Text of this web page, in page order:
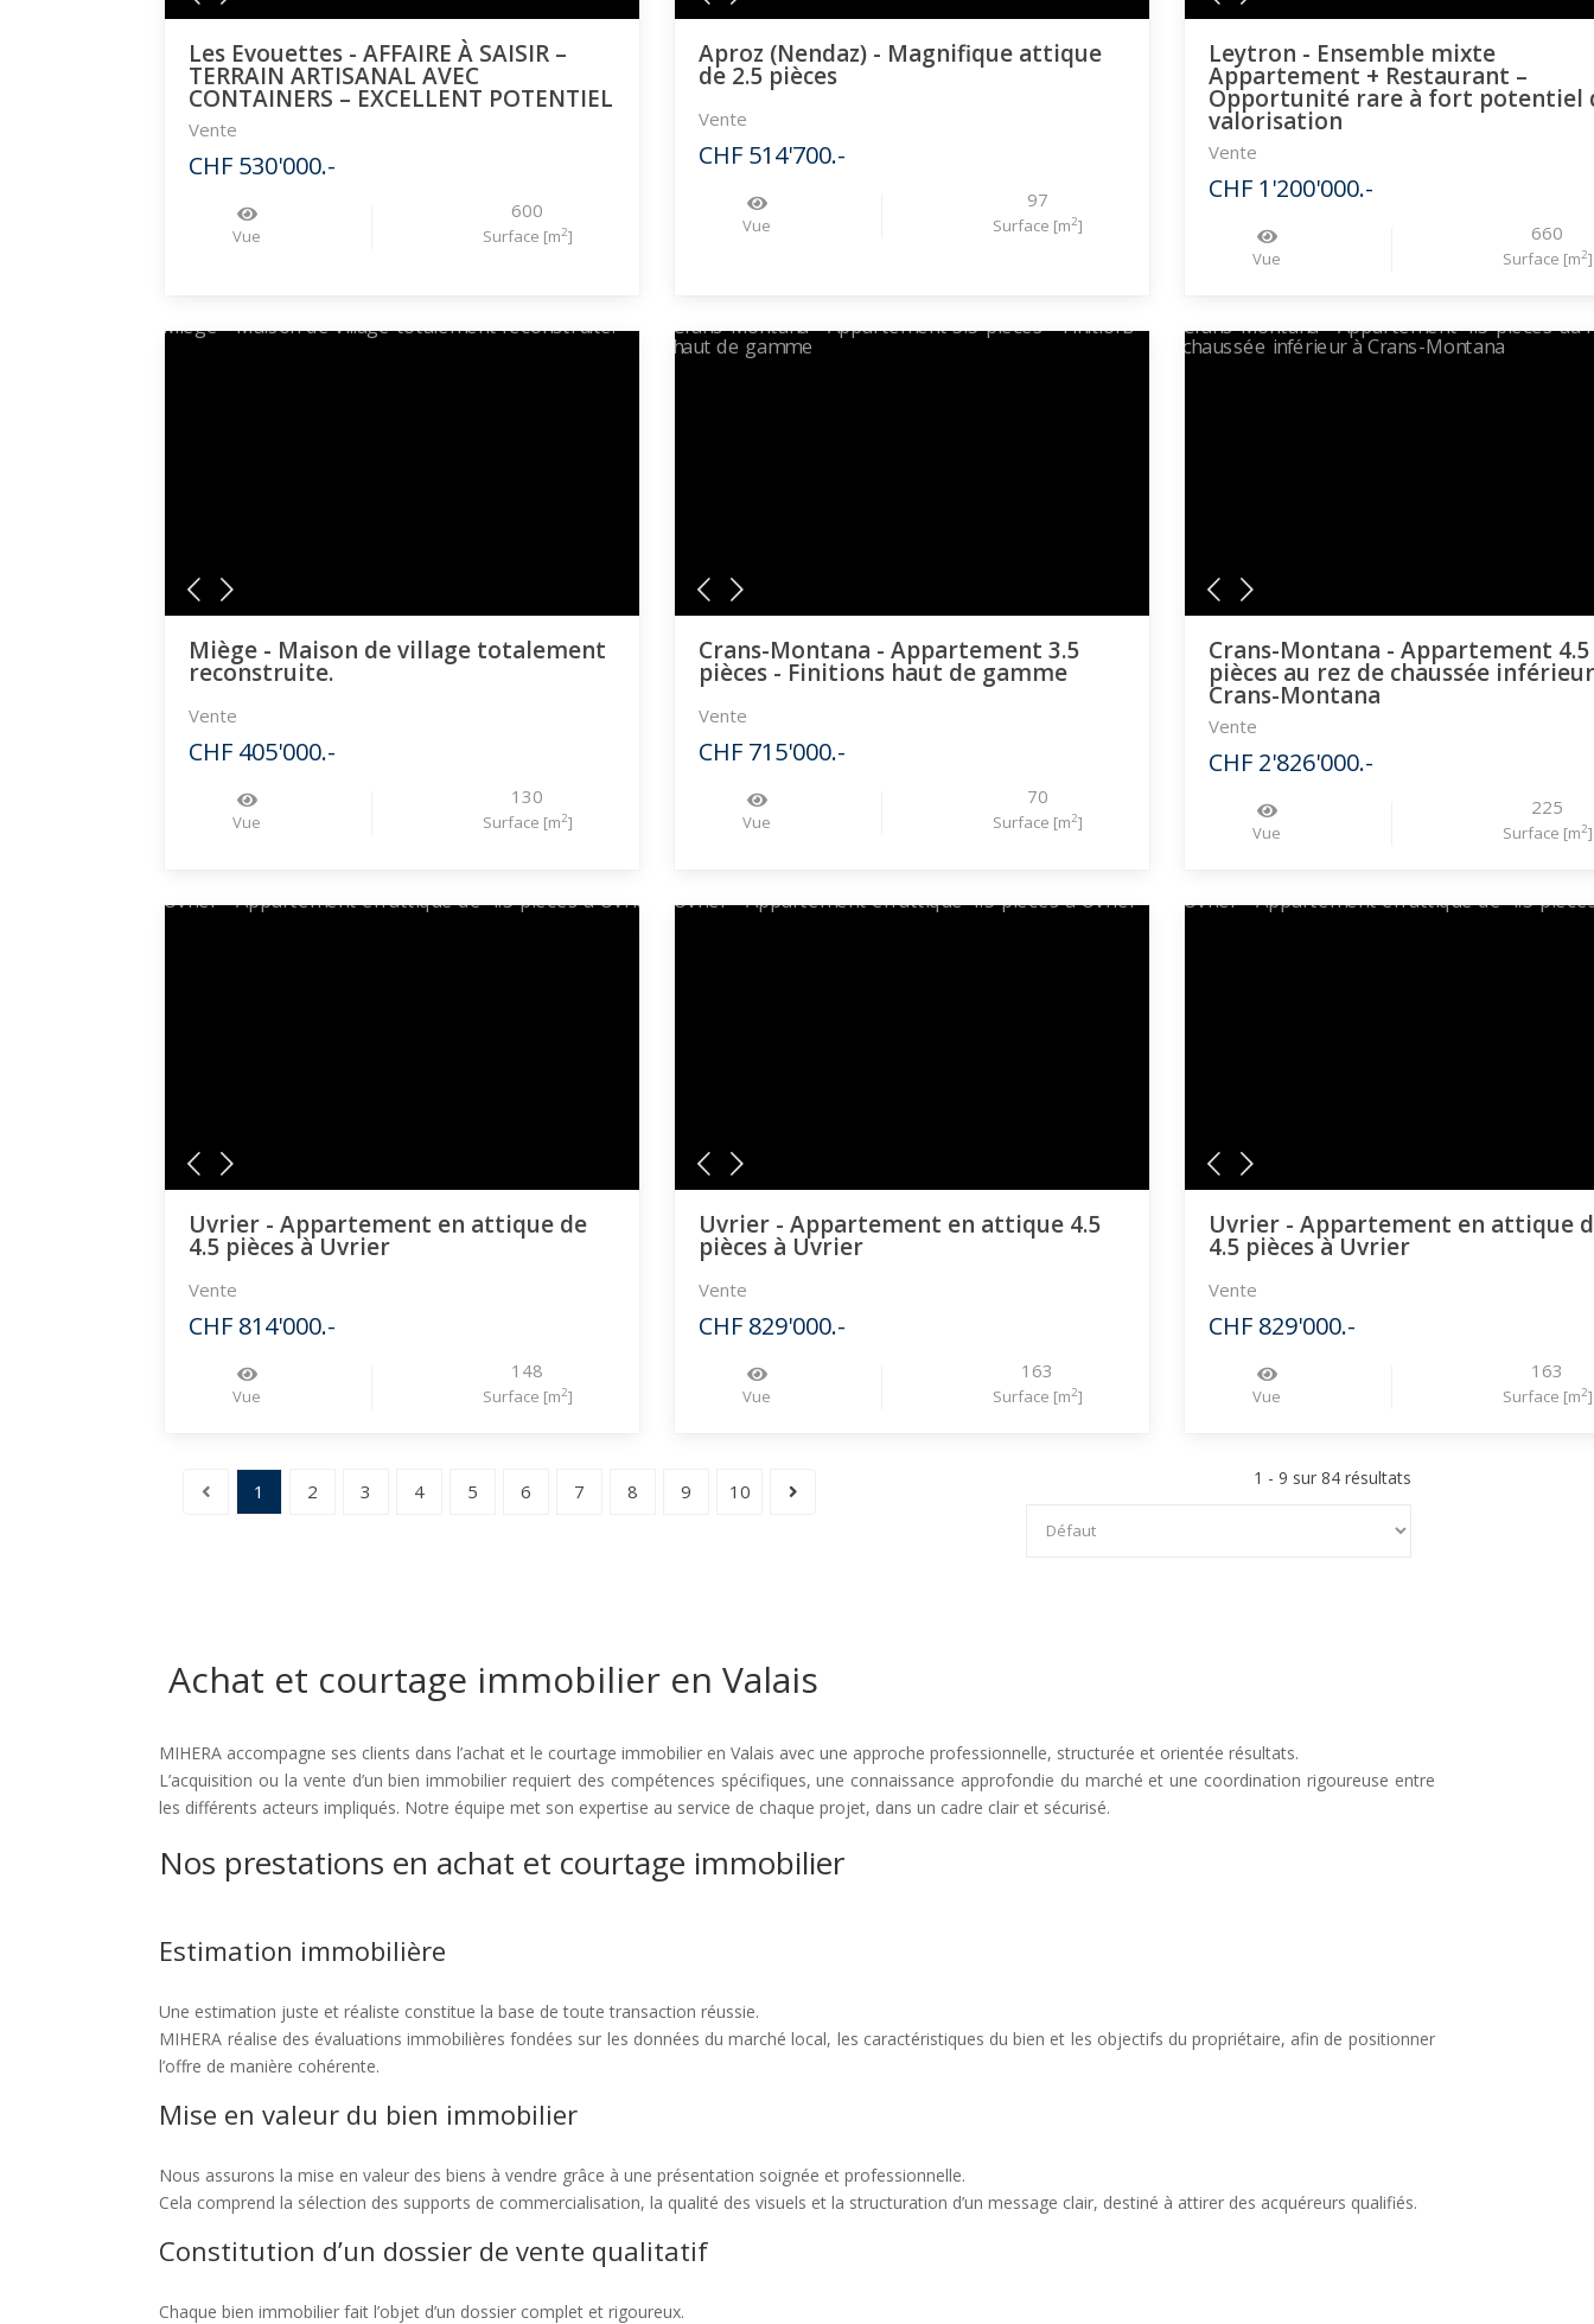
Les Evouettes - AFFAIRE À SAISIR –
TERRAIN ARTISANAL AVEC
CONTAINERS – EXCELLENT POTENTIEL
Vente
CHF 530'000.-
Vue
600
Surface [m2]
Aproz (Nendaz) - Magnifique attique
de 2.5 pièces
Vente
CHF 514'700.-
Vue
97
Surface [m2]
Leytron - Ensemble mixte
Appartement + Restaurant –
Opportunité rare à fort potentiel
valorisation
Vente
CHF 1'200'000.-
Vue
660
Surface [m2]
Miège - Maison de village totalement
reconstruite.
Vente
CHF 405'000.-
Vue
130
Surface [m2]
Crans-Montana - Appartement 3.5
pièces - Finitions haut de gamme
Vente
CHF 715'000.-
Vue
70
Surface [m2]
Crans-Montana - Appartement 4.5
pièces au rez de chaussée
Crans-Montana
Vente
CHF 2'826'000.-
Vue
225
Surface [m2]
Uvrier - Appartement en attique de
4.5 pièces à Uvrier
Vente
CHF 814'000.-
Vue
148
Surface [m2]
Uvrier - Appartement en attique 4.5
pièces à Uvrier
Vente
CHF 829'000.-
Vue
163
Surface [m2]
Uvrier - Appartement en attique
4.5 pièces à Uvrier
Vente
CHF 829'000.-
Vue
163
Surface [m2]
1 2 3 4 5 6 7 8 9 10
1 - 9 sur 84 résultats
Achat et courtage immobilier en Valais
MIHERA accompagne ses clients dans l’achat et le courtage immobilier en Valais avec une approche professionnelle, structurée et orientée résultats.
L’acquisition ou la vente d’un bien immobilier requiert des compétences spécifiques, une connaissance approfondie du marché et une coordination rigoureuse entre
les différents acteurs impliqués. Notre équipe met son expertise au service de chaque projet, dans un cadre clair et sécurisé.
Nos prestations en achat et courtage immobilier
Estimation immobilière
Une estimation juste et réaliste constitue la base de toute transaction réussie.
MIHERA réalise des évaluations immobilières fondées sur les données du marché local, les caractéristiques du bien et les objectifs du propriétaire, afin de positionner
l’offre de manière cohérente.
Mise en valeur du bien immobilier
Nous assurons la mise en valeur des biens à vendre grâce à une présentation soignée et professionnelle.
Cela comprend la sélection des supports de commercialisation, la qualité des visuels et la structuration d’un message clair, destiné à attirer des acquéreurs qualifiés.
Constitution d’un dossier de vente qualitatif
Chaque bien immobilier fait l’objet d’un dossier complet et rigoureux.